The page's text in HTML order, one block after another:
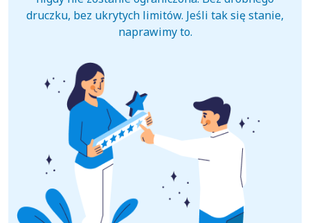
druczku, bez ukrytych limitów. Jeśli tak się stanie,
naprawimy to.